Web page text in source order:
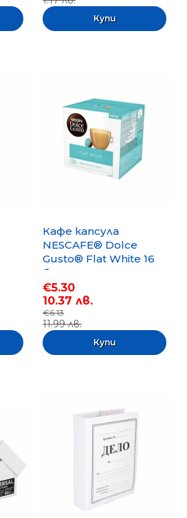
Кафе капсула
NESCAFE® Dolce
Gusto® Flat White 16
бр.
€5.30
10.37 лв.
€6.13
11.99 лв.